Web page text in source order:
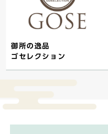
御所の逸品
ゴセレクション